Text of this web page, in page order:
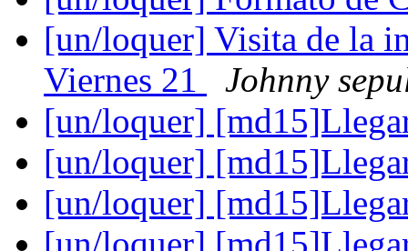
[un/loquer] Visita de la
Viernes 21
Johnny
[un/loquer]
[un/loquer]
[un/loquer]